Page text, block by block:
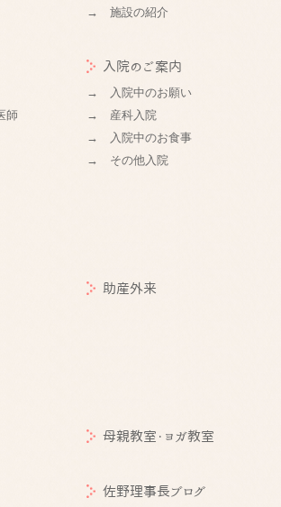
→ 施設の紹介
師
入院のご案内
→ 入院中のお願い
→ 産科入院
→ 入院中のお食事
→ その他入院
助産外来
母親教室・ヨガ教室
佐野理事長ブログ